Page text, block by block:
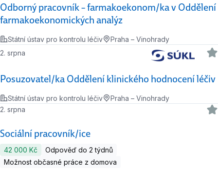
Odborný pracovník – farmakoekonom/ka v Oddělení
farmakoekonomických analýz
Státní ústav pro kontrolu léčiv Praha – Vinohrady
Posuzovatel/ka Oddělení klinického hodnocení léčiv
2. srpna
Státní ústav pro kontrolu léčiv Praha – Vinohrady
Sociální pracovník/ice
2. srpna
42 000 Kč
Odpověď do 2 týdnů
Možnost občasné práce z domova